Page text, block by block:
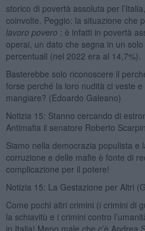
storico di povertà assoluta per
coinvolte. Peggio: la situazione che
lavoro povero : è infatti in povertà
operai, un dato che segna in un
percentuali (nel 2022 era al 14,7%).
Basterebbe solo riconoscere il
forse perché la loro nudità ci veste
mangiare? (Edoardo Galeano)
Notizia 15: Stanno cercando di
Antimafia il senatore Roberto
Siamo nella democrazia populista e
corruzione e delle mafie è fonte di
complicazione per il potere!
Notizia 15: La Gestazione per Altri
Come pochi altri crimini (i crimini di
la schiavitù e i crimini contro
in Italia! Meno male che c’è Andrea